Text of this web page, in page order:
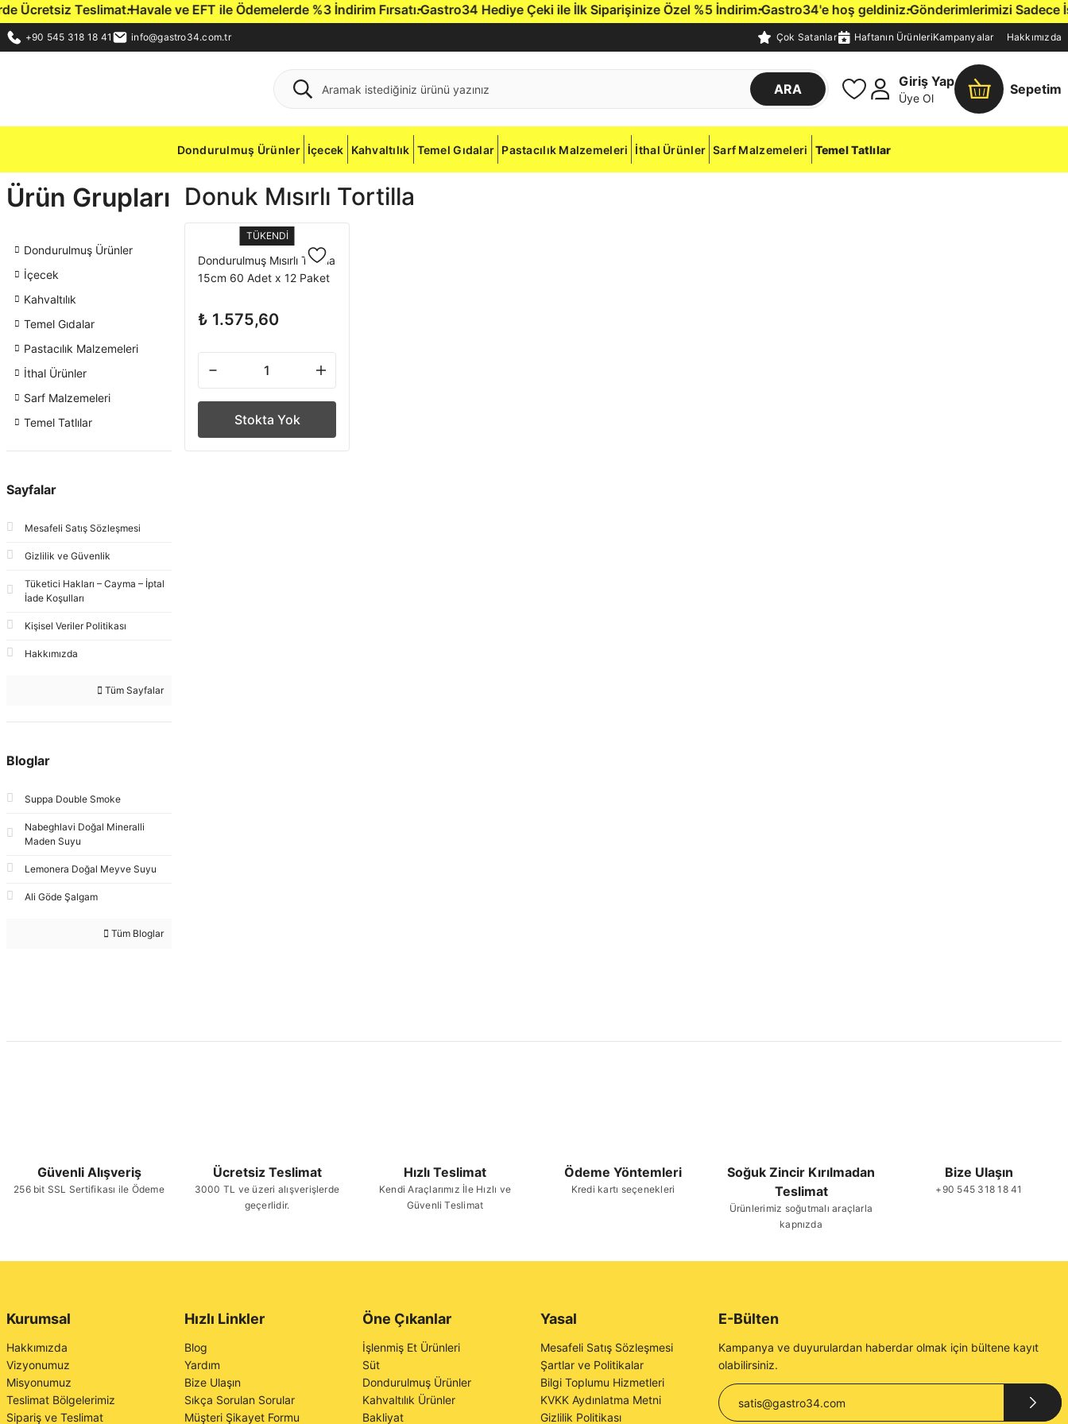
Teslimat.Havale ve EFT ile Ödemelerde %3 İndirim Fırsatı.Gastro34 Hediye Çeki ile İlk Siparişinize Özel %5 İndirim.Gastro34'e hoş geldiniz.Gönderimlerimizi Sadece
+90 545 318 18 41 info@gastro34.com.tr Çok Satanlar Haftanın ÜrünleriKampanyalar Hakkımızda
ARA
Giriş Yap
Üye Ol
Sepetim
Dondurulmuş Ürünler İçecek Kahvaltılık Temel Gıdalar Pastacılık Malzemeleri İthal Ürünler Sarf Malzemeleri Temel Tatlılar
Ürün Grupları
Dondurulmuş Ürünler
İçecek
Kahvaltılık
Temel Gıdalar
Pastacılık Malzemeleri
İthal Ürünler
Sarf Malzemeleri
Temel Tatlılar
Sayfalar
Mesafeli Satış Sözleşmesi
Gizlilik ve Güvenlik
Tüketici Hakları – Cayma – İptal
İade Koşulları
Kişisel Veriler Politikası
Hakkımızda
Tüm Sayfalar
Bloglar
Suppa Double Smoke
Nabeghlavi Doğal Mineralli
Maden Suyu
Lemonera Doğal Meyve Suyu
Ali Göde Şalgam
Tüm Bloglar
Donuk Mısırlı Tortilla
TÜKENDİ
Dondurulmuş Mısırlı Tortilla
15cm 60 Adet x 12 Paket
₺ 1.575,60
Stokta Yok
Güvenli Alışveriş
256 bit SSL Sertifikası ile Ödeme
Ücretsiz Teslimat
3000 TL ve üzeri alışverişlerde
geçerlidir.
Hızlı Teslimat
Kendi Araçlarımız İle Hızlı ve
Güvenli Teslimat
Ödeme Yöntemleri
Kredi kartı seçenekleri
Soğuk Zincir Kırılmadan
Teslimat
Ürünlerimiz soğutmalı araçlarla
kapnızda
Bize Ulaşın
+90 545 318 18 41
Kurumsal
Hakkımızda
Vizyonumuz
Misyonumuz
Teslimat Bölgelerimiz
Sipariş ve Teslimat
Hızlı Linkler
Blog
Yardım
Bize Ulaşın
Sıkça Sorulan Sorular
Müşteri Şikayet Formu
Öne Çıkanlar
İşlenmiş Et Ürünleri
Süt
Dondurulmuş Ürünler
Kahvaltılık Ürünler
Bakliyat
Yasal
Mesafeli Satış Sözleşmesi
Şartlar ve Politikalar
Bilgi Toplumu Hizmetleri
KVKK Aydınlatma Metni
Gizlilik Politikası
E-Bülten
Kampanya ve duyurulardan haberdar olmak için bültene kayıt
olabilirsiniz.